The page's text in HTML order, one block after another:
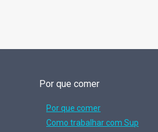
Por que comer
Por que comer
Como trabalhar com Sup